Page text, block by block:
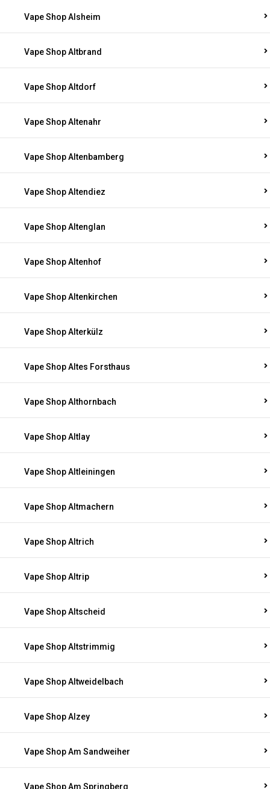
Vape Shop Alsheim
Vape Shop Altbrand
Vape Shop Altdorf
Vape Shop Altenahr
Vape Shop Altenbamberg
Vape Shop Altendiez
Vape Shop Altenglan
Vape Shop Altenhof
Vape Shop Altenkirchen
Vape Shop Alterkülz
Vape Shop Altes Forsthaus
Vape Shop Althornbach
Vape Shop Altlay
Vape Shop Altleiningen
Vape Shop Altmachern
Vape Shop Altrich
Vape Shop Altrip
Vape Shop Altscheid
Vape Shop Altstrimmig
Vape Shop Altweidelbach
Vape Shop Alzey
Vape Shop Am Sandweiher
Vape Shop Am Springberg